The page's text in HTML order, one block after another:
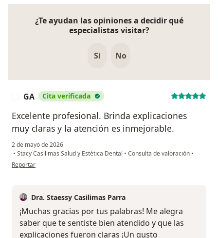
¿Te ayudan las opiniones a decidir qué
especialistas visitar?
Si No
GA Cita verificada
Excelente profesional. Brinda explicaciones
muy claras y la atención es inmejorable.
2 de mayo de 2026
• Stacy Casilimas Salud y Estética Dental • Consulta de valoración •
en opinión del usuario GA
Reportar
Dra. Staessy Casilimas Parra
¡Muchas gracias por tus palabras! Me alegra
saber que te sentiste bien atendido y que las
explicaciones fueron claras ¡Un gusto